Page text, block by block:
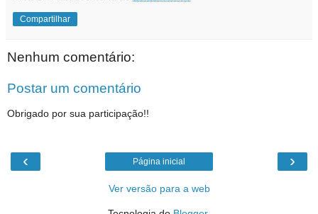
Compartilhar
Nenhum comentário:
Postar um comentário
Obrigado por sua participação!!
‹ ›
Página inicial
Ver versão para a web